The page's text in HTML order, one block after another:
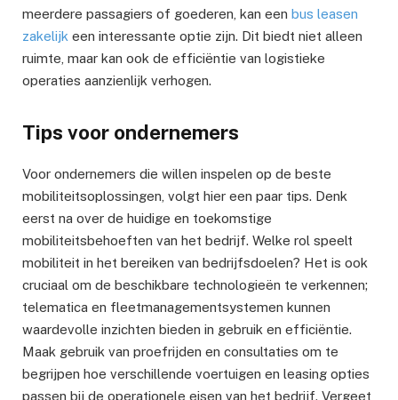
meerdere passagiers of goederen, kan een bus leasen
zakelijk een interessante optie zijn. Dit biedt niet alleen
ruimte, maar kan ook de efficiëntie van logistieke
operaties aanzienlijk verhogen.
Tips voor ondernemers
Voor ondernemers die willen inspelen op de beste
mobiliteitsoplossingen, volgt hier een paar tips. Denk
eerst na over de huidige en toekomstige
mobiliteitsbehoeften van het bedrijf. Welke rol speelt
mobiliteit in het bereiken van bedrijfsdoelen? Het is ook
cruciaal om de beschikbare technologieën te verkennen;
telematica en fleetmanagementsystemen kunnen
waardevolle inzichten bieden in gebruik en efficiëntie.
Maak gebruik van proefrijden en consultaties om te
begrijpen hoe verschillende voertuigen en leasing opties
passen bij de operationele eisen van het bedrijf. Vergeet